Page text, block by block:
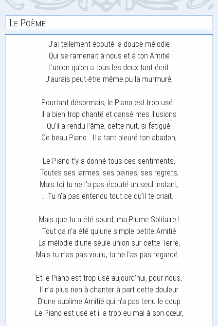
Le Poème
J’ai tellement écouté la douce mélodie
Qui se ramenait à nous et à ton Amitié
L’union qu’on a tous les deux tant écrit
J’aurais peut-être même pu la murmuré,
Pourtant désormais, le Piano est trop usé…
Il a bien trop chanté et dansé mes illusions
Qu’il a rendu l’âme, cette nuit, si fatigué,
Ce beau Piano… Il a tant pleuré ton abadon,
Le Piano t’y a donné tous ces sentiments,
Toutes ses larmes, ses peines, ses regrets,
Mais toi tu ne l’a pas écouté un seul instant,
… Tu n’a pas entendu tout ce qu’il te criait. .
Mais que tu a été sourd, ma Plume Solitaire !
Tout ça n’a été qu’une simple petite Amitié
La mélodie d’une seule union sur cette Terre,
Mais tu n’as pas voulu, tu ne l’as pas regardé…
Et le Piano est trop usé aujourd’hui, pour nous,
Il n’a plus rien à chanter à part cette douleur
D’une sublime Amitié qui n’a pas tenu le coup
Le Piano est usé et il a trop eu mal à son cœur,